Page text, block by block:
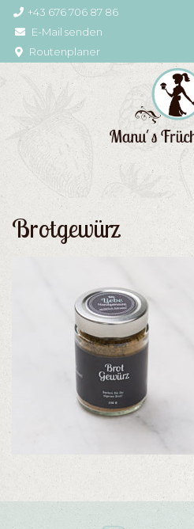
+43 676 706 87 86
E-Mail senden
Routenplaner
Brotgewürz